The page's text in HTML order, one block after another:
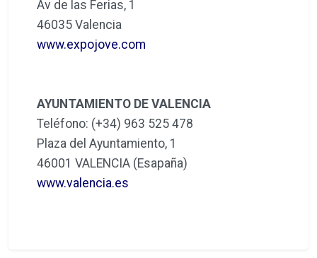
Av de las Ferias, 1
46035 Valencia
www.expojove.com
AYUNTAMIENTO DE VALENCIA
Teléfono: (+34) 963 525 478
Plaza del Ayuntamiento, 1
46001 VALENCIA (Esapaña)
www.valencia.es